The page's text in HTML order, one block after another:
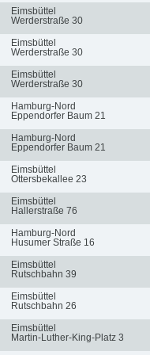
Eimsbüttel
Werderstraße 30
Eimsbüttel
Werderstraße 30
Eimsbüttel
Werderstraße 30
Hamburg-Nord
Eppendorfer Baum 21
Hamburg-Nord
Eppendorfer Baum 21
Eimsbüttel
Ottersbekallee 23
Eimsbüttel
Hallerstraße 76
Hamburg-Nord
Husumer Straße 16
Eimsbüttel
Rutschbahn 39
Eimsbüttel
Rutschbahn 26
Eimsbüttel
Martin-Luther-King-Platz 3